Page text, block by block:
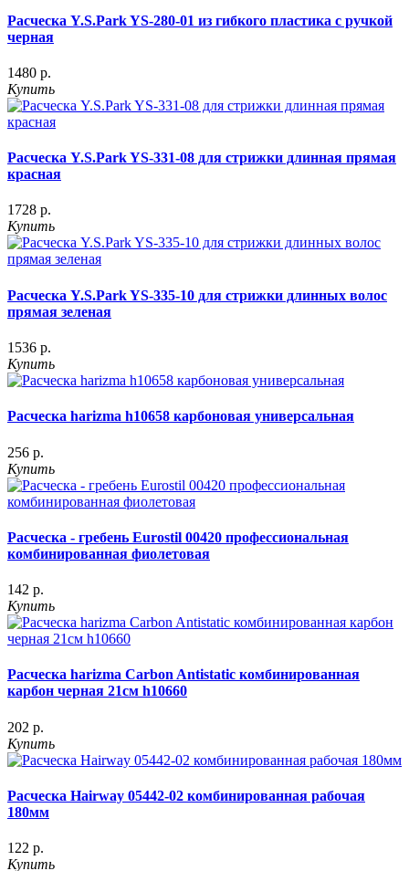
Расческа Y.S.Park YS-280-01 из гибкого пластика с ручкой
черная
1480 р.
Купить
Расческа Y.S.Park YS-331-08 для стрижки длинная прямая
красная
1728 р.
Купить
Расческа Y.S.Park YS-335-10 для стрижки длинных волос
прямая зеленая
1536 р.
Купить
Расческа harizma h10658 карбоновая универсальная
256 р.
Купить
Расческа - гребень Eurostil 00420 профессиональная
комбинированная фиолетовая
142 р.
Купить
Расческа harizma Carbon Antistatic комбинированная
карбон черная 21см h10660
202 р.
Купить
Расческа Hairway 05442-02 комбинированная рабочая
180мм
122 р.
Купить